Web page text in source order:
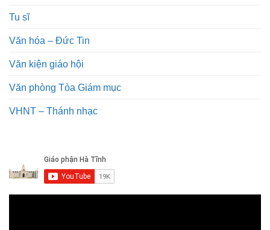
Tu sĩ
Văn hóa – Đức Tin
Văn kiện giáo hội
Văn phòng Tòa Giám mục
VHNT – Thánh nhạc